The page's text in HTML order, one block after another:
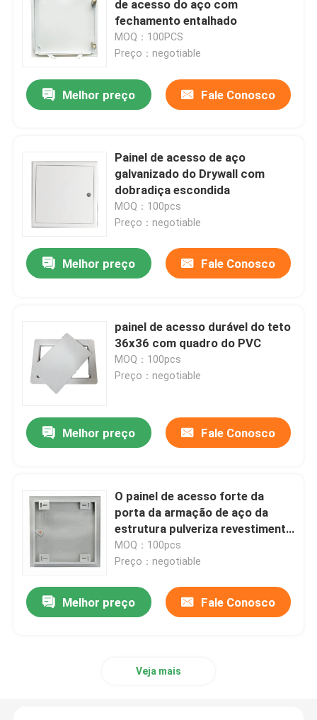
peças da construção
peças sobresselentes eletrônicas
de acesso do aço com
fechamento entalhado
MOQ：100PCS
Preço：negotiable
Melhor preço Fale Conosco
Painel de acesso de aço
galvanizado do Drywall com
dobradiça escondida
MOQ：100pcs
Preço：negotiable
Melhor preço Fale Conosco
painel de acesso durável do teto
36x36 com quadro do PVC
MOQ：100pcs
Preço：negotiable
Melhor preço Fale Conosco
O painel de acesso forte da
porta da armação de aço da
estrutura pulveriza revestimento
revestido
MOQ：100pcs
Preço：negotiable
Melhor preço Fale Conosco
Veja mais